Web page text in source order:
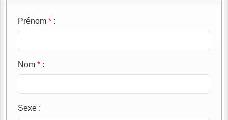
Prénom * :
Nom * :
Sexe :